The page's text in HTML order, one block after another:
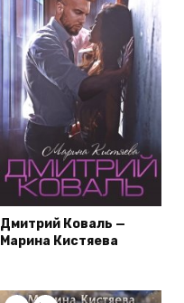
Дмитрий Коваль —
Марина Кистяева